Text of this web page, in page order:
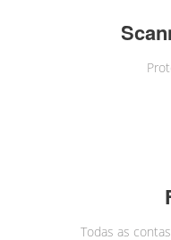
Todas as